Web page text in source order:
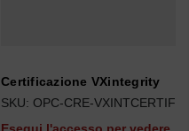
Certificazione VXintegrity
SKU: OPC-CRE-VXINTCERTIF